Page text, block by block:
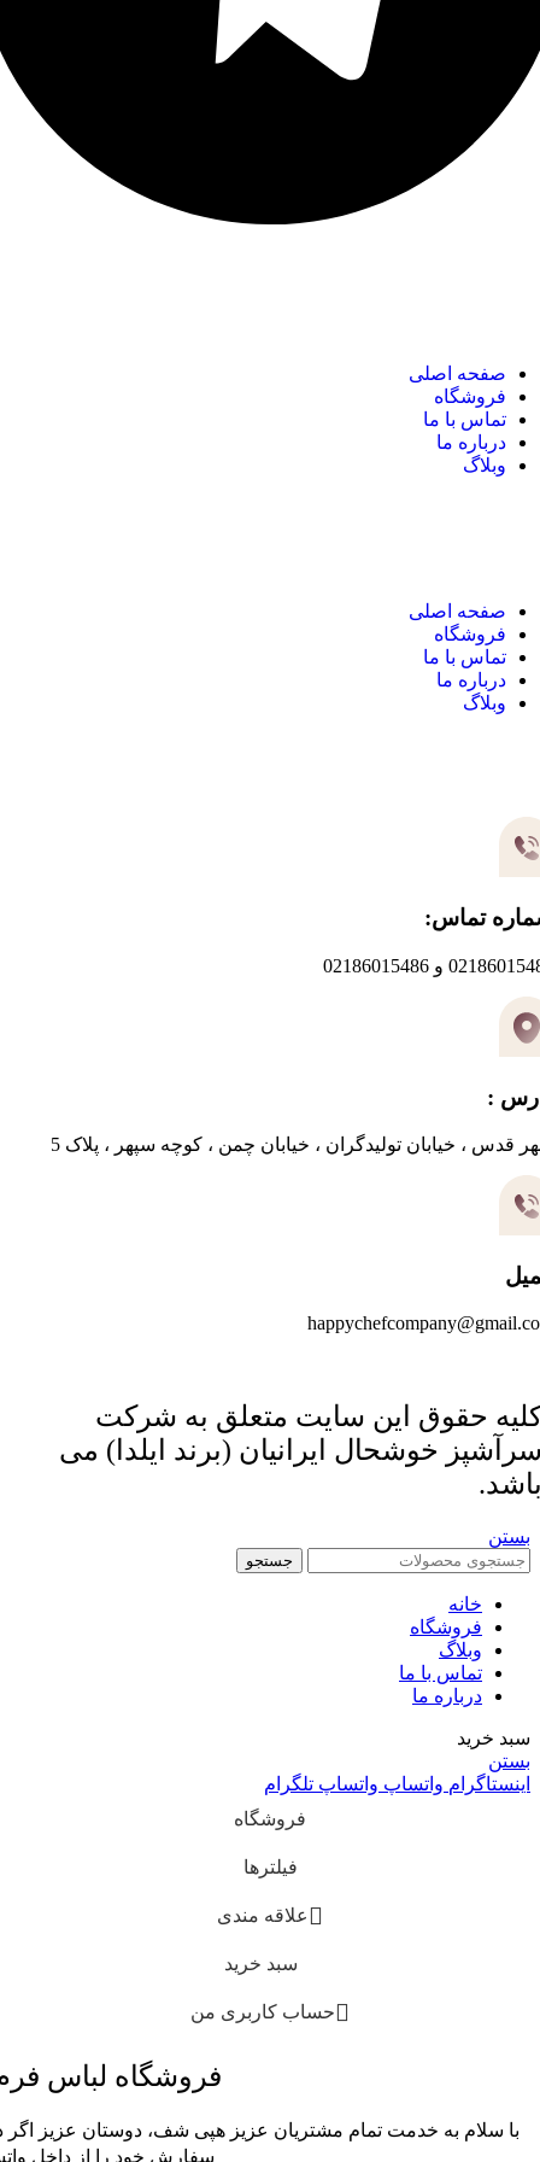
صفحه اصلی
فروشگاه
تماس با ما
درباره ما
وبلاگ
صفحه اصلی
فروشگاه
تماس با ما
درباره ما
وبلاگ
تماس:
و 02186015486
:
قدس ، خیابان تولیدگران ، خیابان چمن ، کوچه سپهر ، پلاک 5
حقوق این سایت متعلق به شرکت
خوشحال ایرانیان (برند ایلدا) می
بستن
جستجو
خانه
فروشگاه
وبلاگ
تماس با ما
درباره ما
سبد خرید
بستن
اینستاگرام واتساپ واتساپ تلگرام
فروشگاه
فیلترها
علاقه مندی
سبد خرید
حساب کاربری من
فروشگاه لباس
با سلام به خدمت تمام مشتریان عزیز هپی شف، دوستان عزیز اگر
سفارش خود را از داخل